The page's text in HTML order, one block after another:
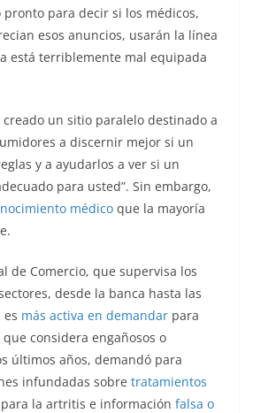
pronto para decir si los médicos,
esos anuncios, usarán la línea
está terriblemente mal equipada
creado un sitio paralelo destinado a
a discernir mejor si un
y a ayudarlos a ver si un
para usted”. Sin embargo,
médico que la mayoría
de Comercio, que supervisa los
desde la banca hasta las
es más activa en demandar para
considera engañosos o
últimos años, demandó para
infundadas sobre tratamientos
para la artritis e información falsa o